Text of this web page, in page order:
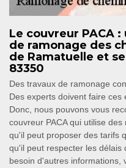
Le couvreur PACA
de ramonage des
de Ramatuelle et
83350
Des travaux de ramonage
Des experts doivent faire ces
Donc, nous pouvons vous
couvreur PACA qui utilise
qu'il peut proposer des tarifs
qu'il peut respecter les délais
besoin d'autres informations,